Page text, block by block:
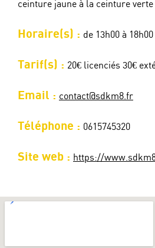
ceinture jaune à la ceinture verte
Horaire(s) : de 13h00 à 18h00
Tarif(s) : 20€ licenciés 30€
Email : contact@sdkm8.fr
Téléphone : 0615745320
Site web : https://